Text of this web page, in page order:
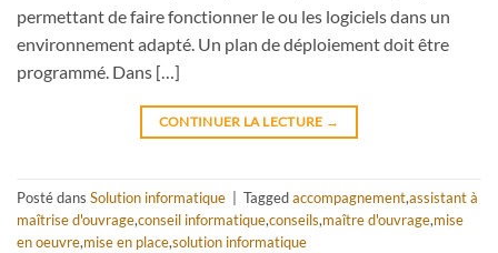
permettant de faire fonctionner le ou les logiciels dans un
environnement adapté. Un plan de déploiement doit être
programmé. Dans […]
CONTINUER LA LECTURE →
Posté dans Solution informatique Taggedaccompagnement,assistant à
maîtrise d'ouvrage,conseil informatique,conseils,maître d'ouvrage,mise
en oeuvre,mise en place,solution informatique